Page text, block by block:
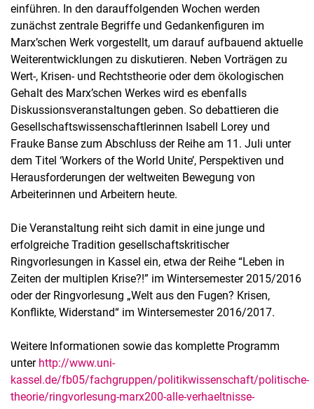
einführen. In den darauffolgenden Wochen werden
zunächst zentrale Begriffe und Gedankenfiguren im
Marx’schen Werk vorgestellt, um darauf aufbauend aktuelle
Weiterentwicklungen zu diskutieren. Neben Vorträgen zu
Wert-, Krisen- und Rechtstheorie oder dem ökologischen
Gehalt des Marx’schen Werkes wird es ebenfalls
Diskussionsveranstaltungen geben. So debattieren die
Gesellschaftswissenschaftlerinnen Isabell Lorey und
Frauke Banse zum Abschluss der Reihe am 11. Juli unter
dem Titel ‘Workers of the World Unite’, Perspektiven und
Herausforderungen der weltweiten Bewegung von
Arbeiterinnen und Arbeitern heute.
Die Veranstaltung reiht sich damit in eine junge und
erfolgreiche Tradition gesellschaftskritischer
Ringvorlesungen in Kassel ein, etwa der Reihe “Leben in
Zeiten der multiplen Krise?!” im Wintersemester 2015/2016
oder der Ringvorlesung „Welt aus den Fugen? Krisen,
Konflikte, Widerstand“ im Wintersemester 2016/2017.
Weitere Informationen sowie das komplette Programm
unter http://www.uni-
kassel.de/fb05/fachgruppen/politikwissenschaft/politische-
theorie/ringvorlesung-marx200-alle-verhaeltnisse-